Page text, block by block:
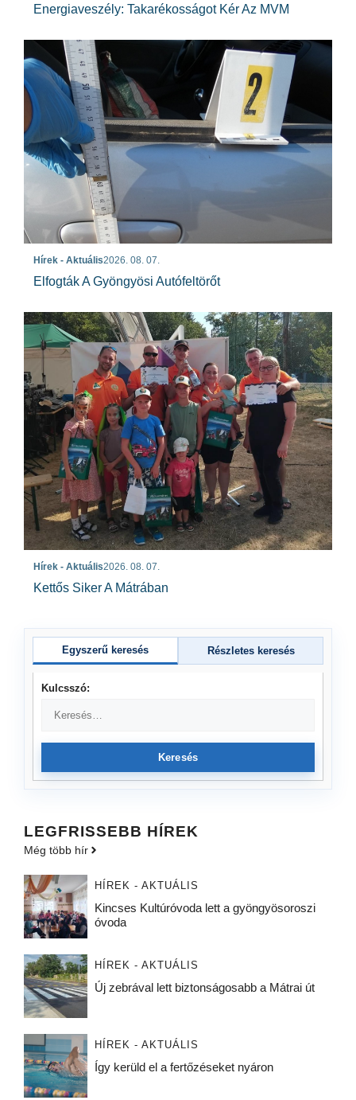
Energiaveszély: Takarékosságot Kér Az MVM
Hírek - Aktuális2026. 08. 07.
Elfogták A Gyöngyösi Autófeltörőt
Hírek - Aktuális2026. 08. 07.
Kettős Siker A Mátrában
Egyszerű keresés Részletes keresés
Kulcsszó:
Keresés
LEGFRISSEBB HÍREK
Még több hír
HÍREK - AKTUÁLIS
Kincses Kultúróvoda lett a gyöngyösoroszi
óvoda
HÍREK - AKTUÁLIS
Új zebrával lett biztonságosabb a Mátrai út
HÍREK - AKTUÁLIS
Így kerüld el a fertőzéseket nyáron